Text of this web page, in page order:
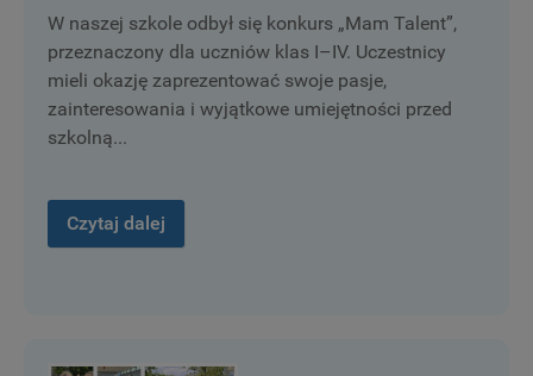
W naszej szkole odbył się konkurs „Mam Talent”,
przeznaczony dla uczniów klas I–IV. Uczestnicy
mieli okazję zaprezentować swoje pasje,
zainteresowania i wyjątkowe umiejętności przed
szkolną...
Czytaj dalej